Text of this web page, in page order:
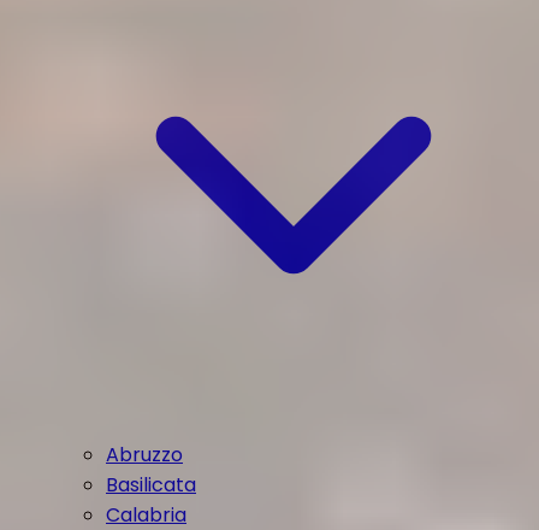
Abruzzo
Basilicata
Calabria